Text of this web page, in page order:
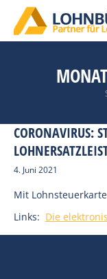
CORONAVIRUS:
4. Juni 2021
Mit
Links: Die